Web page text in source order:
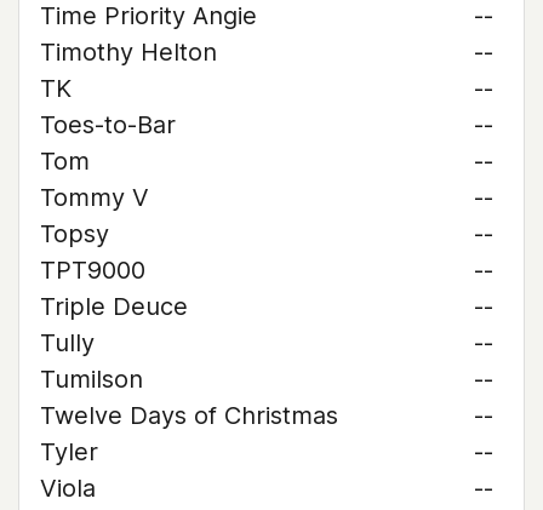
Time Priority Angie
--
Timothy Helton
--
TK
--
Toes-to-Bar
--
Tom
--
Tommy V
--
Topsy
--
TPT9000
--
Triple Deuce
--
Tully
--
Tumilson
--
Twelve Days of Christmas
--
Tyler
--
Viola
--